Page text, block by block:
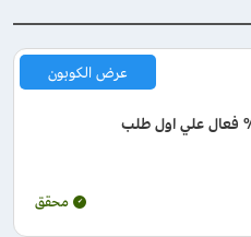
خصم عطور كاليه بقيمة 60% فعال علي اول طلب
عرض الكوبون
محقق